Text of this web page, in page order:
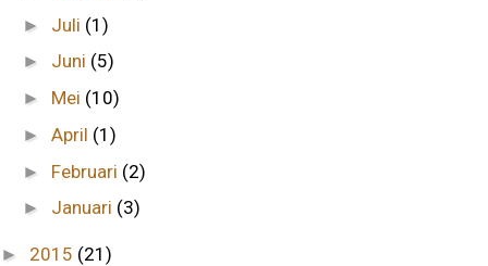
► Juli (1)
► Juni (5)
► Mei (10)
►April (1)
► Februari (2)
► Januari (3)
► 2015 (21)